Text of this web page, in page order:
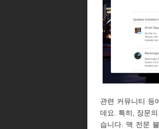
관련 커뮤니티 등
데요. 특히, 장문
습니다. 맥 전문